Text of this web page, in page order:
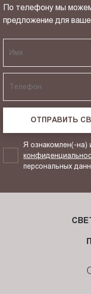
По телефону мы
предложение для
ОТПРАВИТЬ
Я ознакомлен(-на)
персональных